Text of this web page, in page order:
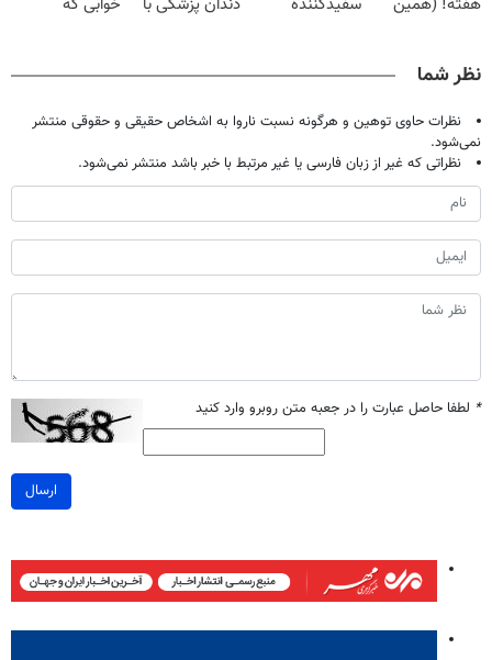
نظر شما
نظرات حاوی توهین و هرگونه نسبت ناروا به اشخاص حقیقی و حقوقی منتشر
نمی‌شود.
نظراتی که غیر از زبان فارسی یا غیر مرتبط با خبر باشد منتشر نمی‌شود.
* لطفا حاصل عبارت را در جعبه متن روبرو وارد کنید
ارسال